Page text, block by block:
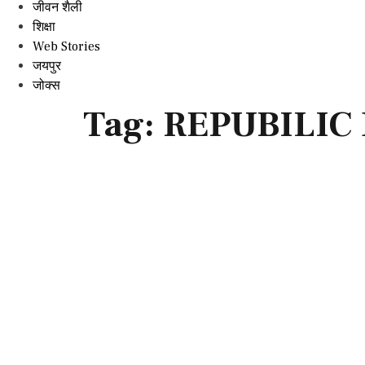
जीवन शैली
शिक्षा
Web Stories
जयपुर
जोक्स
Tag: REPUBILIC